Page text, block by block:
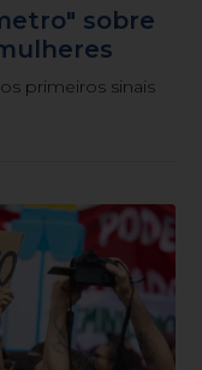
sobre
primeiros sinais